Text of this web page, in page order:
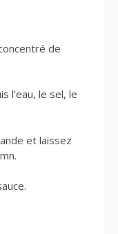
de
l’eau, le sel, le
et laissez